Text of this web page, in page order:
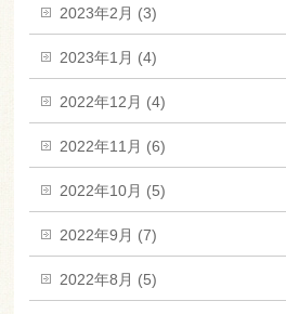
2023年2月 (3)
2023年1月 (4)
2022年12月 (4)
2022年11月 (6)
2022年10月 (5)
2022年9月 (7)
2022年8月 (5)